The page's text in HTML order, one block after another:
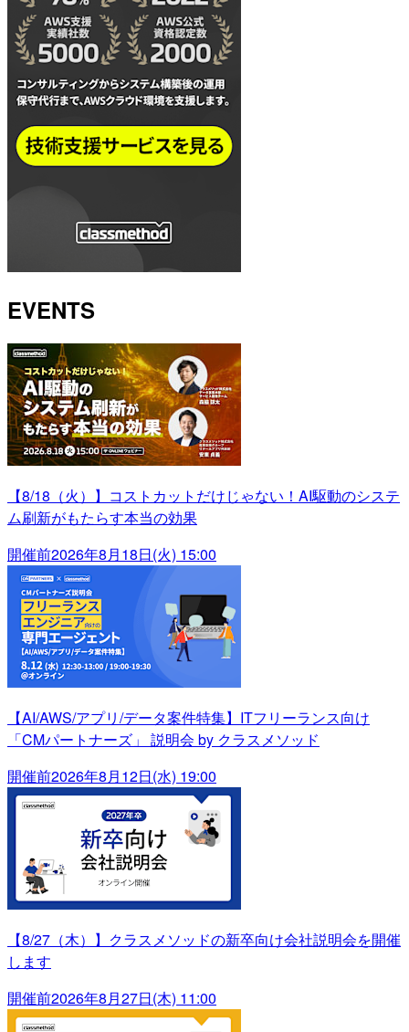
EVENTS
【8/18（火）】コストカットだけじゃない！AI駆動のシステ
ム刷新がもたらす本当の効果
開催前2026年8月18日(火) 15:00
【AI/AWS/アプリ/データ案件特集】ITフリーランス向け
「CMパートナーズ」 説明会 by クラスメソッド
開催前2026年8月12日(水) 19:00
【8/27（木）】クラスメソッドの新卒向け会社説明会を開催
します
開催前2026年8月27日(木) 11:00